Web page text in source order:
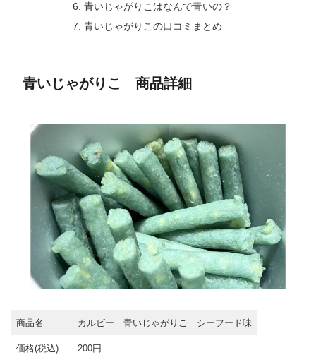
青いじゃがりこはなんで青いの？
青いじゃがりこの口コミまとめ
青いじゃがりこ 商品詳細
商品名 カルビー 青いじゃがりこ シーフード味
価格(税込) 200円